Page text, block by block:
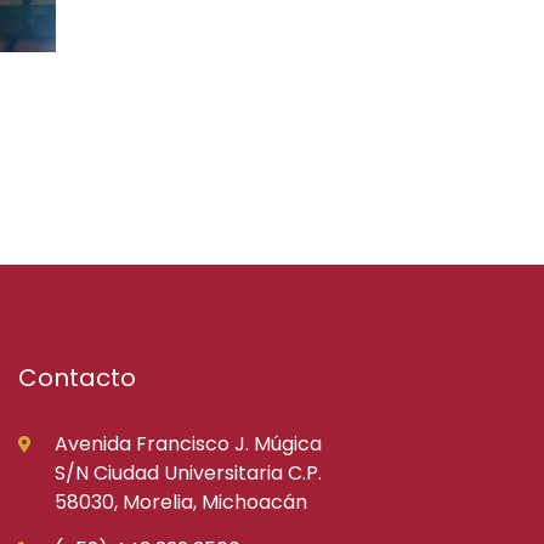
Contacto
Avenida Francisco J. Múgica
S/N Ciudad Universitaria C.P.
58030, Morelia, Michoacán